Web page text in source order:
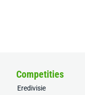
Competities
Eredivisie